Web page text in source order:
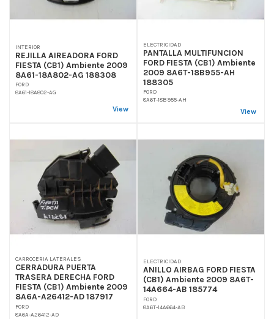
INTERIOR
REJILLA AIREADORA FORD
FIESTA (CB1) Ambiente 2009
8A61-18A802-AG 188308
FORD
8A61-18A802-AG
View
ELECTRICIDAD
PANTALLA MULTIFUNCION
FORD FIESTA (CB1) Ambiente
2009 8A6T-18B955-AH
188305
FORD
8A6T-18B955-AH
View
CARROCERIA LATERALES
CERRADURA PUERTA
TRASERA DERECHA FORD
FIESTA (CB1) Ambiente 2009
8A6A-A26412-AD 187917
FORD
8A6A-A26412-AD
ELECTRICIDAD
ANILLO AIRBAG FORD FIESTA
(CB1) Ambiente 2009 8A6T-
14A664-AB 185774
FORD
8A6T-14A664-AB